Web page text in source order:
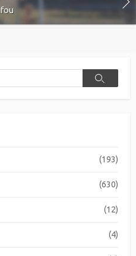
Search
(193)
(630)
(12)
(4)